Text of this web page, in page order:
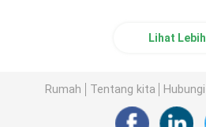
Lihat Lebih
Rumah Tentang kita